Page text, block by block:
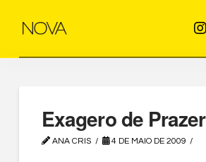
Exagero de Prazer
ANA CRIS 4 DE MAIO DE 2009